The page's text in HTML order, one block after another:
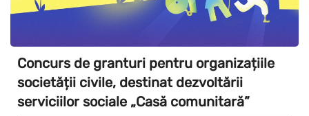
Concurs de granturi pentru organizațiile
societății civile, destinat dezvoltării
serviciilor sociale „Casă comunitară”